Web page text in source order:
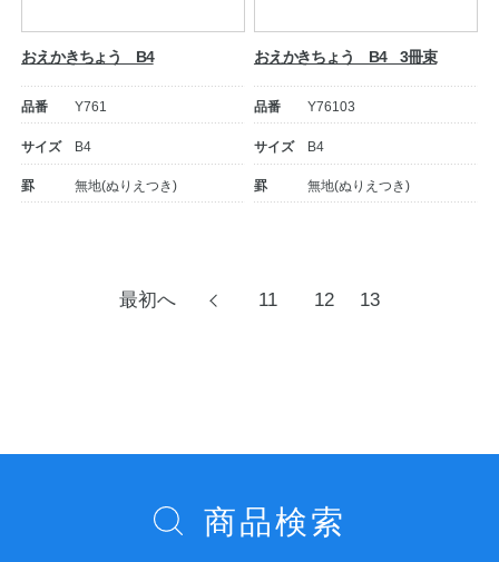
おえかきちょう B4
品番 Y761
サイズ B4
罫 無地(ぬりえつき)
おえかきちょう B4 3冊束
品番 Y76103
サイズ B4
罫 無地(ぬりえつき)
ー
最初へ
前
11 12 13
商品検索